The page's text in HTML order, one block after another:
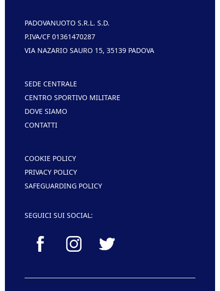
PADOVANUOTO S.R.L. S.D.
P.IVA/CF 01361470287
VIA NAZARIO SAURO 15, 35139 PADOVA
SEDE CENTRALE
CENTRO SPORTIVO MILITARE
DOVE SIAMO
CONTATTI
COOKIE POLICY
PRIVACY POLICY
SAFEGUARDING POLICY
SEGUICI SUI SOCIAL: